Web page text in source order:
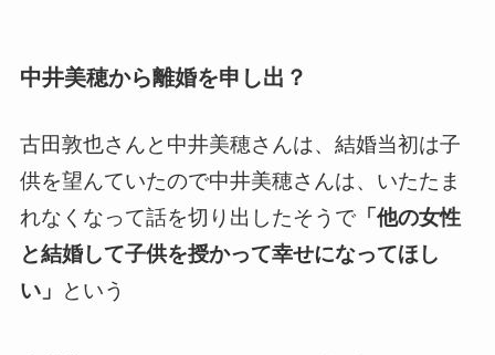
中井美穂から離婚を申し出？
古田敦也さんと中井美穂さんは、結婚当初は子
供を望んていたので中井美穂さんは、いたたま
れなくなって話を切り出したそうで「他の女性
と結婚して子供を授かって幸せになってほし
い」
という